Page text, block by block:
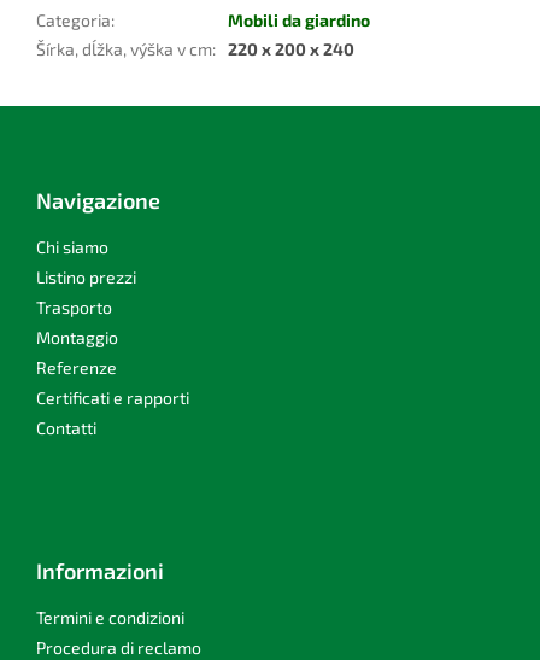
Categoria:
Mobili da giardino
Šírka, dĺžka, výška v cm: 220 x 200 x 240
Navigazione
Chi siamo
Listino prezzi
Trasporto
Montaggio
Referenze
Certificati e rapporti
Contatti
Informazioni
Termini e condizioni
Procedura di reclamo